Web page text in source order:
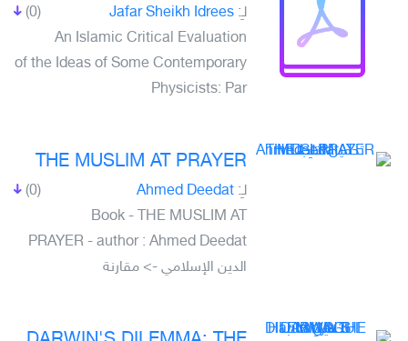
(0) لـِ: Jafar Sheikh Idrees
An Islamic Critical Evaluation
of the Ideas of Some Contemporary
Physicists: Par
THE MUSLIM AT PRAYER
(0) لـِ: Ahmed Deedat
Book - THE MUSLIM AT
PRAYER - author : Ahmed Deedat
الدين الإسلامي -> مقارنة